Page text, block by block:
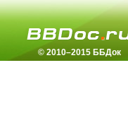
© 2010–2015 ББДок